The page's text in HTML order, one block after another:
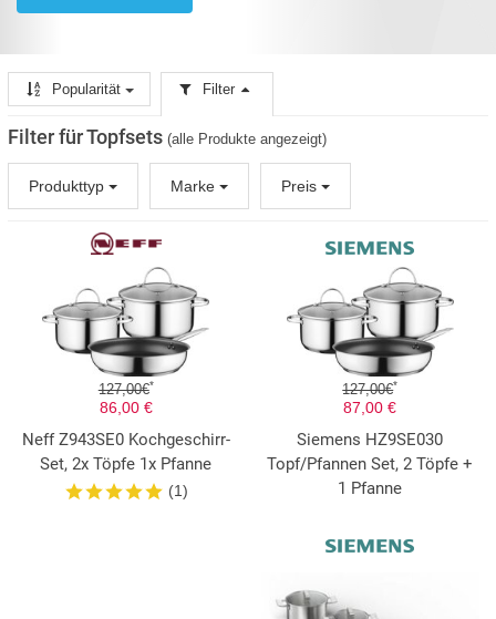
Popularität Filter
Filter für Topfsets (alle Produkte angezeigt)
Produkttyp Marke Preis
127,00€*
86,00 €
Neff Z943SE0 Kochgeschirr-
Set, 2x Töpfe 1x Pfanne
(1)
127,00€*
87,00 €
Siemens HZ9SE030
Topf/Pfannen Set, 2 Töpfe +
1 Pfanne